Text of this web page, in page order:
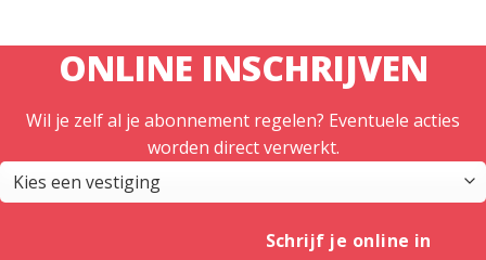
ONLINE INSCHRIJVEN
Wil je zelf al je abonnement regelen? Eventuele acties
worden direct verwerkt.
Schrijf je online in